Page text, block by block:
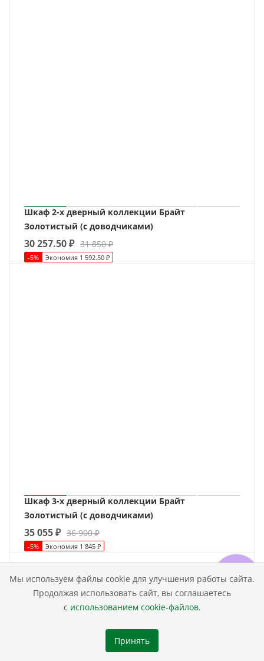
Мы используем файлы cookie для улучшения работы сайта.
Продолжая использовать сайт, вы соглашаетесь
с использованием cookie-файлов.
Принять
Шкаф 2-х дверный коллекции Брайт
Золотистый (с доводчиками)
30 257.50₽ 31 850₽
-5% Экономия 1 592.50 ₽
Шкаф 3-х дверный коллекции Брайт
Золотистый (с доводчиками)
35 055₽ 36 900₽
-5% Экономия 1 845 ₽